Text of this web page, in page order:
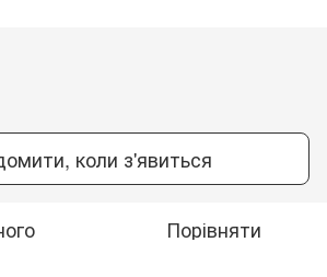
коли з'явиться
Порівняти